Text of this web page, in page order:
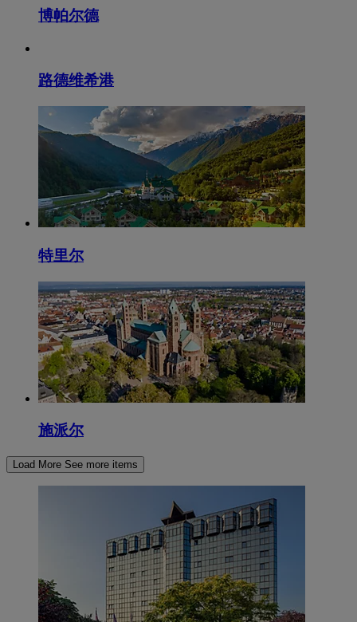
博帕尔德
路德维希港
特里尔
施派尔
Load More See more items